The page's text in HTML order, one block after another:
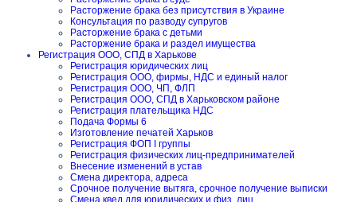
Расторжение брака без присутствия в Украине
Консультация по разводу супругов
Расторжение брака с детьми
Расторжение брака и раздел имущества
Регистрация ООО, СПД в Харькове
Регистрация юридических лиц
Регистрация ООО, фирмы, НДС и единый налог
Регистрация ООО, ЧП, ФЛП
Регистрация ООО, СПД в Харьковском районе
Регистрация плательщика НДС
Подача Формы 6
Изготовление печатей Харьков
Регистрация ФОП I группы
Регистрация физических лиц-предпринимателей
Внесение изменений в устав
Смена директора, адреса
Срочное получение вытяга, срочное получение выписки
Смена квед для юридических и физ. лиц